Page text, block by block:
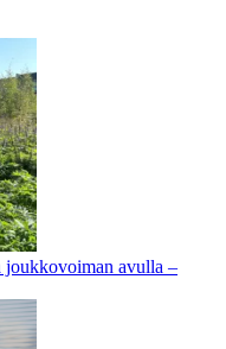
joukkovoiman avulla –